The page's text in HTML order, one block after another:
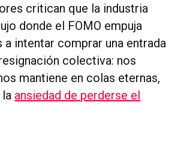
critican que la industria
donde el FOMO empuja
intentar comprar una entrada
colectiva: nos
mantiene en colas eternas,
ansiedad de perderse el